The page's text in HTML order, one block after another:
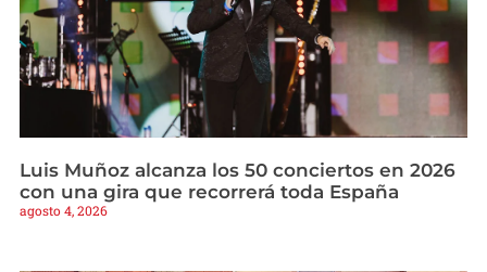
Luis Muñoz alcanza los 50 conciertos en 2026
con una gira que recorrerá toda España
agosto 4, 2026